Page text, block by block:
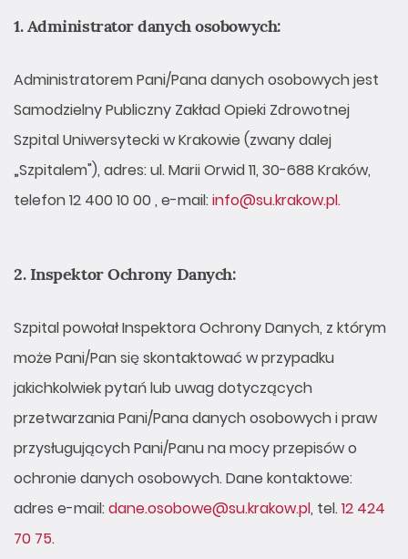
1. Administrator danych osobowych:
Administratorem Pani/Pana danych osobowych jest
Samodzielny Publiczny Zakład Opieki Zdrowotnej
Szpital Uniwersytecki w Krakowie (zwany dalej
„Szpitalem"), adres: ul. Marii Orwid 11, 30-688 Kraków,
telefon 12 400 10 00 , e-mail:info@su.krakow.pl.
2. Inspektor Ochrony Danych:
Szpital powołał Inspektora Ochrony Danych, z którym
może Pani/Pan się skontaktować w przypadku
jakichkolwiek pytań lub uwag dotyczących
przetwarzania Pani/Pana danych osobowych i praw
przysługujących Pani/Panu na mocy przepisów o
ochronie danych osobowych. Dane kontaktowe:
adres e-mail:dane.osobowe@su.krakow.pl, tel.12 424
70 75.